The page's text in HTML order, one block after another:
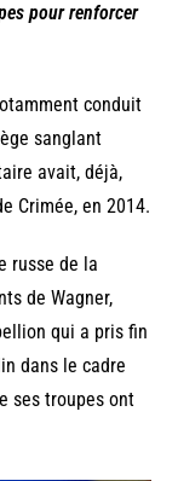
pour renforcer
conduit
sanglant
avait, déjà,
Crimée, en 2014.
russe de la
de Wagner,
qui a pris fin
dans le cadre
ses troupes ont